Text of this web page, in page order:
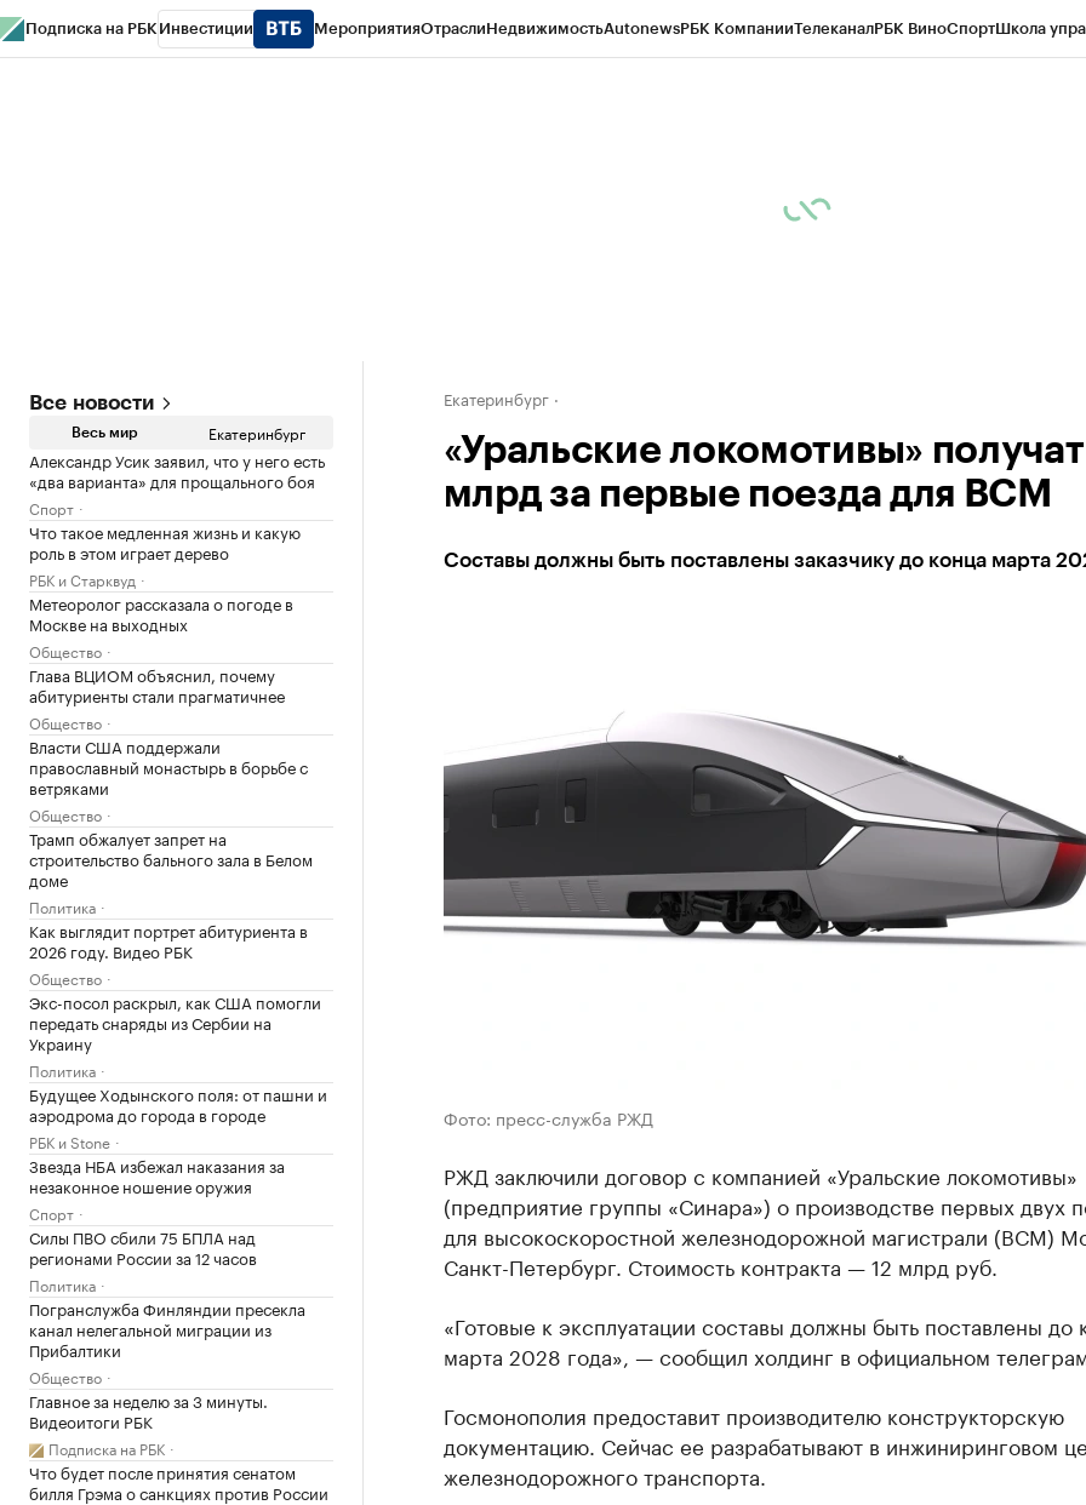
Подписка на РБК Инвестиции МероприятияОтраслиНедвижимостьAutonewsРБК КомпанииТелеканалРБК ВиноСпортШкола
Все новости
Весь мир Екатеринбург
Александр Усик заявил, что у него есть
«два варианта» для прощального боя
Спорт
Что такое медленная жизнь и какую
роль в этом играет дерево
РБК и Старквуд
Метеоролог рассказала о погоде в
Москве на выходных
Общество
Глава ВЦИОМ объяснил, почему
абитуриенты стали прагматичнее
Общество
Власти США поддержали
православный монастырь в борьбе с
ветряками
Общество
Трамп обжалует запрет на
строительство бального зала в Белом
доме
Политика
Как выглядит портрет абитуриента в
2026 году. Видео РБК
Общество
Экс-посол раскрыл, как США помогли
передать снаряды из Сербии на
Украину
Политика
Будущее Ходынского поля: от пашни и
аэродрома до города в городе
РБК и Stone
Звезда НБА избежал наказания за
незаконное ношение оружия
Спорт
Силы ПВО сбили 75 БПЛА над
регионами России за 12 часов
Политика
Погранслужба Финляндии пресекла
канал нелегальной миграции из
Прибалтики
Общество
Главное за неделю за 3 минуты.
Видеоитоги РБК
Подписка на РБК
Что будет после принятия сенатом
билля Грэма о санкциях против России
Екатеринбург
«Уральские локомотивы»
млрд за первые поезда для ВСМ
Составы должны быть поставлены заказчику до конца марта
Фото: пресс-служба РЖД
РЖД заключили договор с компанией «Уральские локомотивы»
(предприятие группы «Синара») о производстве первых двух
для высокоскоростной железнодорожной магистрали (ВСМ)
Санкт-Петербург. Стоимость контракта — 12 млрд руб.
«Готовые к эксплуатации составы должны быть поставлены до
марта 2028 года», — сообщил холдинг в официальном
Госмонополия предоставит производителю конструкторскую
документацию. Сейчас ее разрабатывают в инжиниринговом
железнодорожного транспорта.